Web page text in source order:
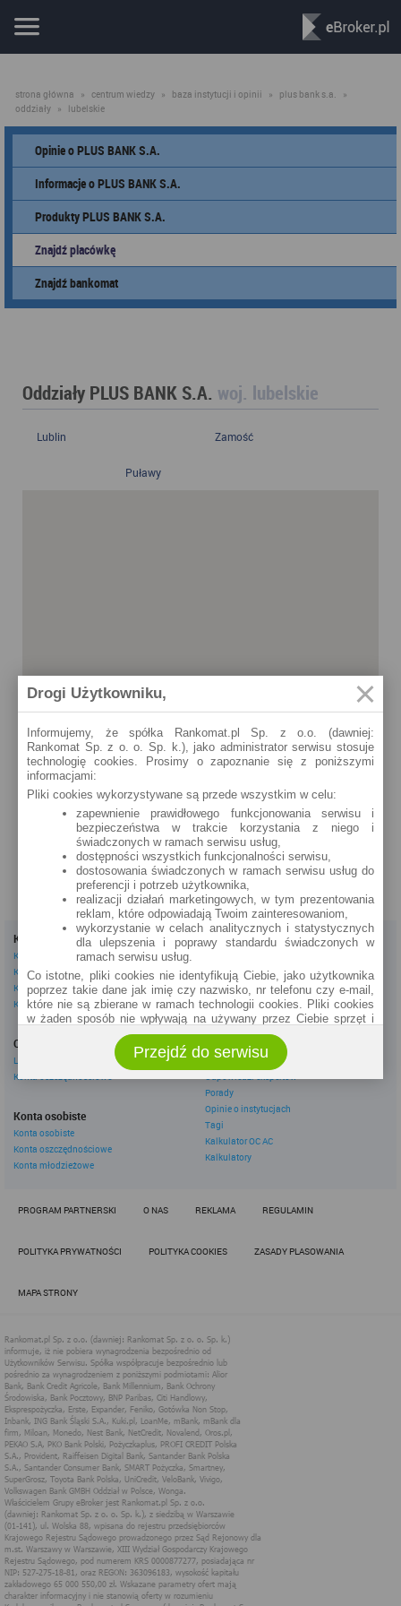
strona główna » centrum wiedzy » baza instytucji i opinii » plus bank s.a.
»
oddziały » lubelskie
Opinie o PLUS BANK S.A.
Informacje o PLUS BANK S.A.
Produkty PLUS BANK S.A.
Znajdź placówkę
Znajdź bankomat
Oddziały PLUS BANK S.A. woj. lubelskie
Lublin Zamość
Puławy
Kredyty
Kredyty gotówkowe
Kredyty hipoteczne
Kredyty konsolidacyjne
Kredyty na samochód
Oszczędzanie
Lokaty
Konta oszczędnościowe
Konta osobiste
Konta osobiste
Konta oszczędnościowe
Konta młodzieżowe
Dla firm
Konta firmowe
Leasingi
Inne
eBroker Ekstra
Artykuły
Odpowiedzi ekspertów
Porady
Opinie o instytucjach
Tagi
Kalkulator OC AC
Kalkulatory
PROGRAM PARTNERSKI O NAS REKLAMA REGULAMIN
POLITYKA PRYWATNOŚCI POLITYKA COOKIES ZASADY PLASOWANIA
MAPA STRONY
Drogi Użytkowniku,
Informujemy, że spółka Rankomat.pl Sp. z o.o. (dawniej:
Rankomat Sp. z o. o. Sp. k.), jako administrator serwisu stosuje
technologię cookies. Prosimy o zapoznanie się z poniższymi
informacjami:
Pliki cookies wykorzystywane są przede wszystkim w celu:
zapewnienie prawidłowego funkcjonowania serwisu i
bezpieczeństwa w trakcie korzystania z niego i
świadczonych w ramach serwisu usług,
dostępności wszystkich funkcjonalności serwisu,
dostosowania świadczonych w ramach serwisu usług do
preferencji i potrzeb użytkownika,
realizacji działań marketingowych, w tym prezentowania
reklam, które odpowiadają Twoim zainteresowaniom,
wykorzystanie w celach analitycznych i statystycznych
dla ulepszenia i poprawy standardu świadczonych w
ramach serwisu usług.
Co istotne, pliki cookies nie identyfikują Ciebie, jako użytkownika
poprzez takie dane jak imię czy nazwisko, nr telefonu czy e-mail,
które nie są zbierane w ramach technologii cookies. Pliki cookies
w żaden sposób nie wpływają na używany przez Ciebie sprzęt i
Zakres wykorzystywania plików cookies możliwy jest do
określenia w ustawieniach przeglądarki każdego użytkownika. Bez
wprowadzenia zmian ustawień, informacje w plikach cookies mogą
być zapisywane w pamięci Twojego urządzenia.
Administratorem danych pozyskiwanych w technologii cookies jest
spółka Rankomat.pl Sp. z o.o. (dawniej: Rankomat Sp. z o. o. Sp.
k.) z siedzibą w Warszawie, ul. Wolska 88, 01 - 141 Warszawa.
Możesz jako użytkownik w każdym czasie skontaktować się z
administratorem pod adresem bok@ebroker.pl, jak również wyrazić
Działania administratora podejmowane są zgodnie z
zapewnić jak najlepsze funkcjonowanie serwisu i odpowiednie
regulamin serwisu.
Polityka Cookies serwisów
internetowych spółki Rankomat.pl Sp. z
o.o. (dawniej: Rankomat Sp. z o. o. Sp.
k.)
Rankomat.pl Sp. z o.o. (dawniej: Rankomat Sp. z o. o. Sp. k.), z
siedzibą w Warszawie (01-141), ul. Wolska 88, wpisana do rejestru
przedsiębiorców Krajowego Rejestru Sądowego prowadzonego
przez Sąd Rejonowy dla m.st. Warszawy w Warszawie, XIII
Wydział Gospodarczy Krajowego Rejestru Sądowego, pod
numerem KRS 0000877277, posiadająca nr NIP: 527-275-18-81,
oraz REGON: 363096183, zwana dalej "Rankomat" wykorzystuje
na swoich stronach internetowych technologię "cookies".
Zasady wykorzystania informacji dostarczonych przez
użytkownika w ramach technologii cookies w trakcie korzystania
ze stron internetowych i Rankomat określa niniejszy dokument.
Przejdź do serwisu